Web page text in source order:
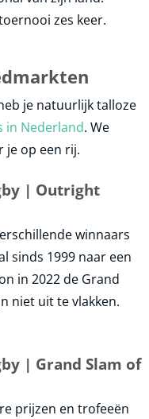
zes keer.
je natuurlijk talloze
in Nederland. We
je op een rij.
| Outright
winnaars
sinds 1999 naar een
in 2022 de Grand
niet uit te vlakken.
| Grand Slam of
prijzen en trofeeën